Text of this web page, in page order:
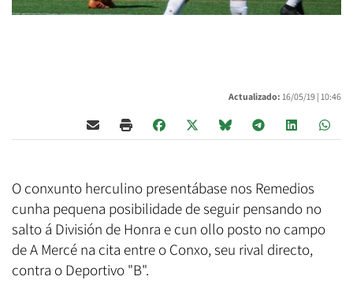
Actualizado: 16/05/19 | 10:46
O conxunto herculino presentábase nos Remedios
cunha pequena posibilidade de seguir pensando no
salto á División de Honra e cun ollo posto no campo
de A Mercé na cita entre o Conxo, seu rival directo,
contra o Deportivo "B".